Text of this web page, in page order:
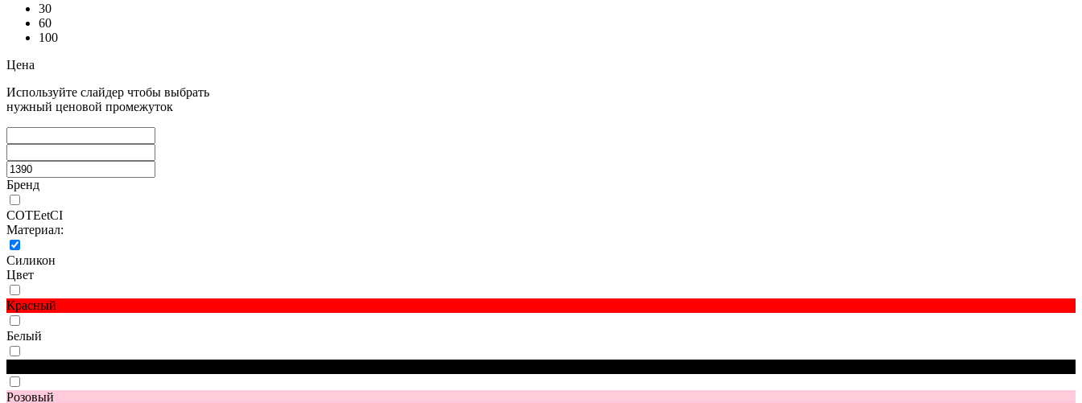
30
60
100
Цена
Используйте слайдер чтобы выбрать
нужный ценовой промежуток
Бренд
COTEetCI
Материал:
Силикон
Цвет
Красный
Белый
Розовый